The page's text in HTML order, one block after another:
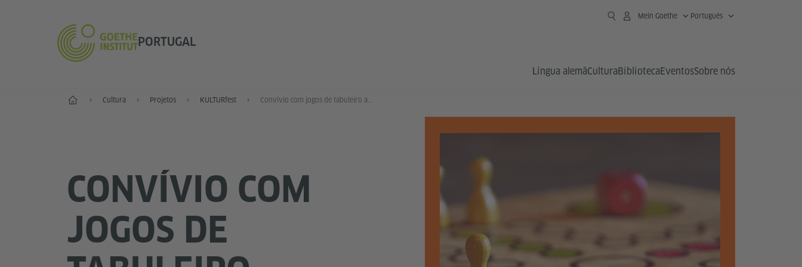
PORTUGAL
Mein Goethe Português
Língua alemãCulturaBibliotecaEventosSobre nós
Início Cultura Projetos KULTURfest Convívio com jogos de tabuleiro alemães
CONVÍVIO COM
JOGOS DE